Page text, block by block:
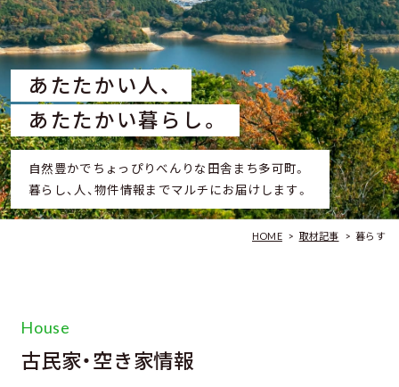
あたたかい人、
あたたかい暮らし。
自然豊かでちょっぴりべんりな田舎まち多可町。
暮らし、人、物件情報までマルチにお届けします。
HOME > 取材記事 > 暮らす
House
古民家・空き家情報